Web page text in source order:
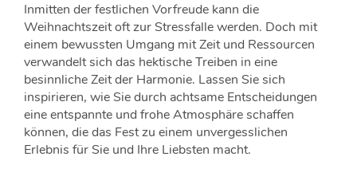
Inmitten der festlichen Vorfreude kann die
Weihnachtszeit oft zur Stressfalle werden. Doch mit
einem bewussten Umgang mit Zeit und Ressourcen
verwandelt sich das hektische Treiben in eine
besinnliche Zeit der Harmonie. Lassen Sie sich
inspirieren, wie Sie durch achtsame Entscheidungen
eine entspannte und frohe Atmosphäre schaffen
können, die das Fest zu einem unvergesslichen
Erlebnis für Sie und Ihre Liebsten macht.